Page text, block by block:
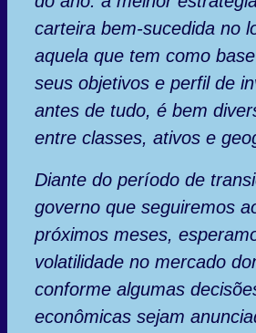
carteira bem-sucedida no
aquela que tem como
seus objetivos e perfil de
antes de tudo, é bem
entre classes, ativos e
Diante do período de
governo que seguiremos
próximos meses,
volatilidade no mercado
conforme algumas
econômicas sejam